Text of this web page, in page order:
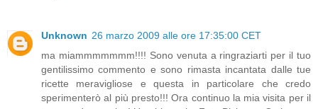
Unknown 26 marzo 2009 alle ore 17:35:00 CET
ma miammmmmmm!!!! Sono venuta a ringraziarti per il tuo
gentilissimo commento e sono rimasta incantata dalle tue
ricette meravigliose e questa in particolare che credo
sperimenterò al più presto!!! Ora continuo la mia visita per il